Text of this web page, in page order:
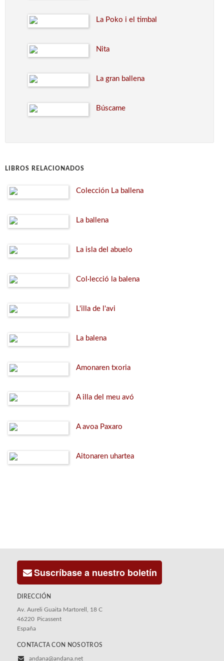
La Poko i el timbal
Nita
La gran ballena
Búscame
LIBROS RELACIONADOS
Colección La ballena
La ballena
La isla del abuelo
Col·lecció la balena
L'illa de l'avi
La balena
Amonaren txoria
A illa del meu avó
A avoa Paxaro
Aitonaren uhartea
Suscríbase a nuestro boletín
DIRECCIÓN
Av. Aureli Guaita Martorell, 18 C
46220 Picassent
España
CONTACTA CON NOSOTROS
andana@andana.net